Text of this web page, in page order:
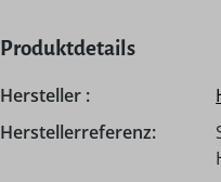
Produktdetails
Hersteller :
Herstellerreferenz: